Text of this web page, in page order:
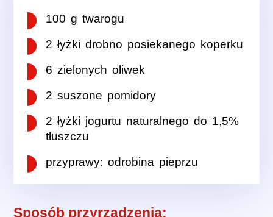
100 g twarogu
2 łyżki drobno posiekanego koperku
6 zielonych oliwek
2 suszone pomidory
2 łyżki jogurtu naturalnego do 1,5%
tłuszczu
przyprawy: odrobina pieprzu
Sposób przyrządzenia: